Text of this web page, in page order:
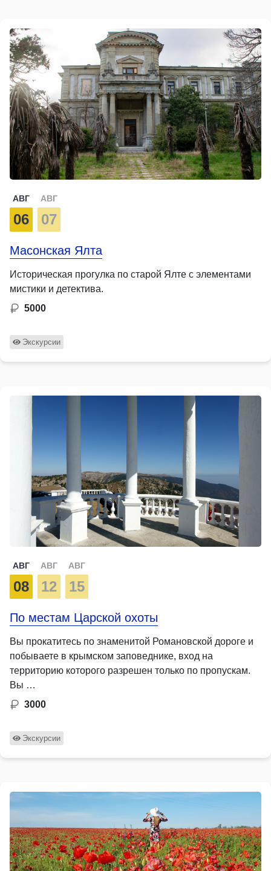
АВГ
06
АВГ
07
Масонская Ялта
Историческая прогулка по старой Ялте с элементами
мистики и детектива.
5000
Экскурсии
АВГ
08
АВГ
12
АВГ
15
По местам Царской охоты
Вы прокатитесь по знаменитой Романовской дороге и
побываете в крымском заповеднике, вход на
территорию которого разрешен только по пропускам.
Вы …
3000
Экскурсии